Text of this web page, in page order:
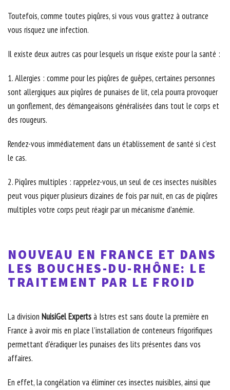
Toutefois, comme toutes piqûres, si vous vous grattez à outrance
vous risquez une infection.
Il existe deux autres cas pour lesquels un risque existe pour la santé :
1. Allergies : comme pour les piqûres de guêpes, certaines personnes
sont allergiques aux piqûres de punaises de lit, cela pourra provoquer
un gonflement, des démangeaisons généralisées dans tout le corps et
des rougeurs.
Rendez-vous immédiatement dans un établissement de santé si c’est
le cas.
2. Piqûres multiples : rappelez-vous, un seul de ces insectes nuisibles
peut vous piquer plusieurs dizaines de fois par nuit, en cas de piqûres
multiples votre corps peut réagir par un mécanisme d’anémie.
NOUVEAU EN FRANCE ET DANS
LES BOUCHES-DU-RHÔNE: LE
TRAITEMENT PAR LE FROID
La division NuisiGel Expertsà Istres est sans doute la première en
France à avoir mis en place l’installation de conteneurs frigorifiques
permettant d’éradiquer les punaises des lits présentes dans vos
affaires.
En effet, la congélation va éliminer ces insectes nuisibles, ainsi que